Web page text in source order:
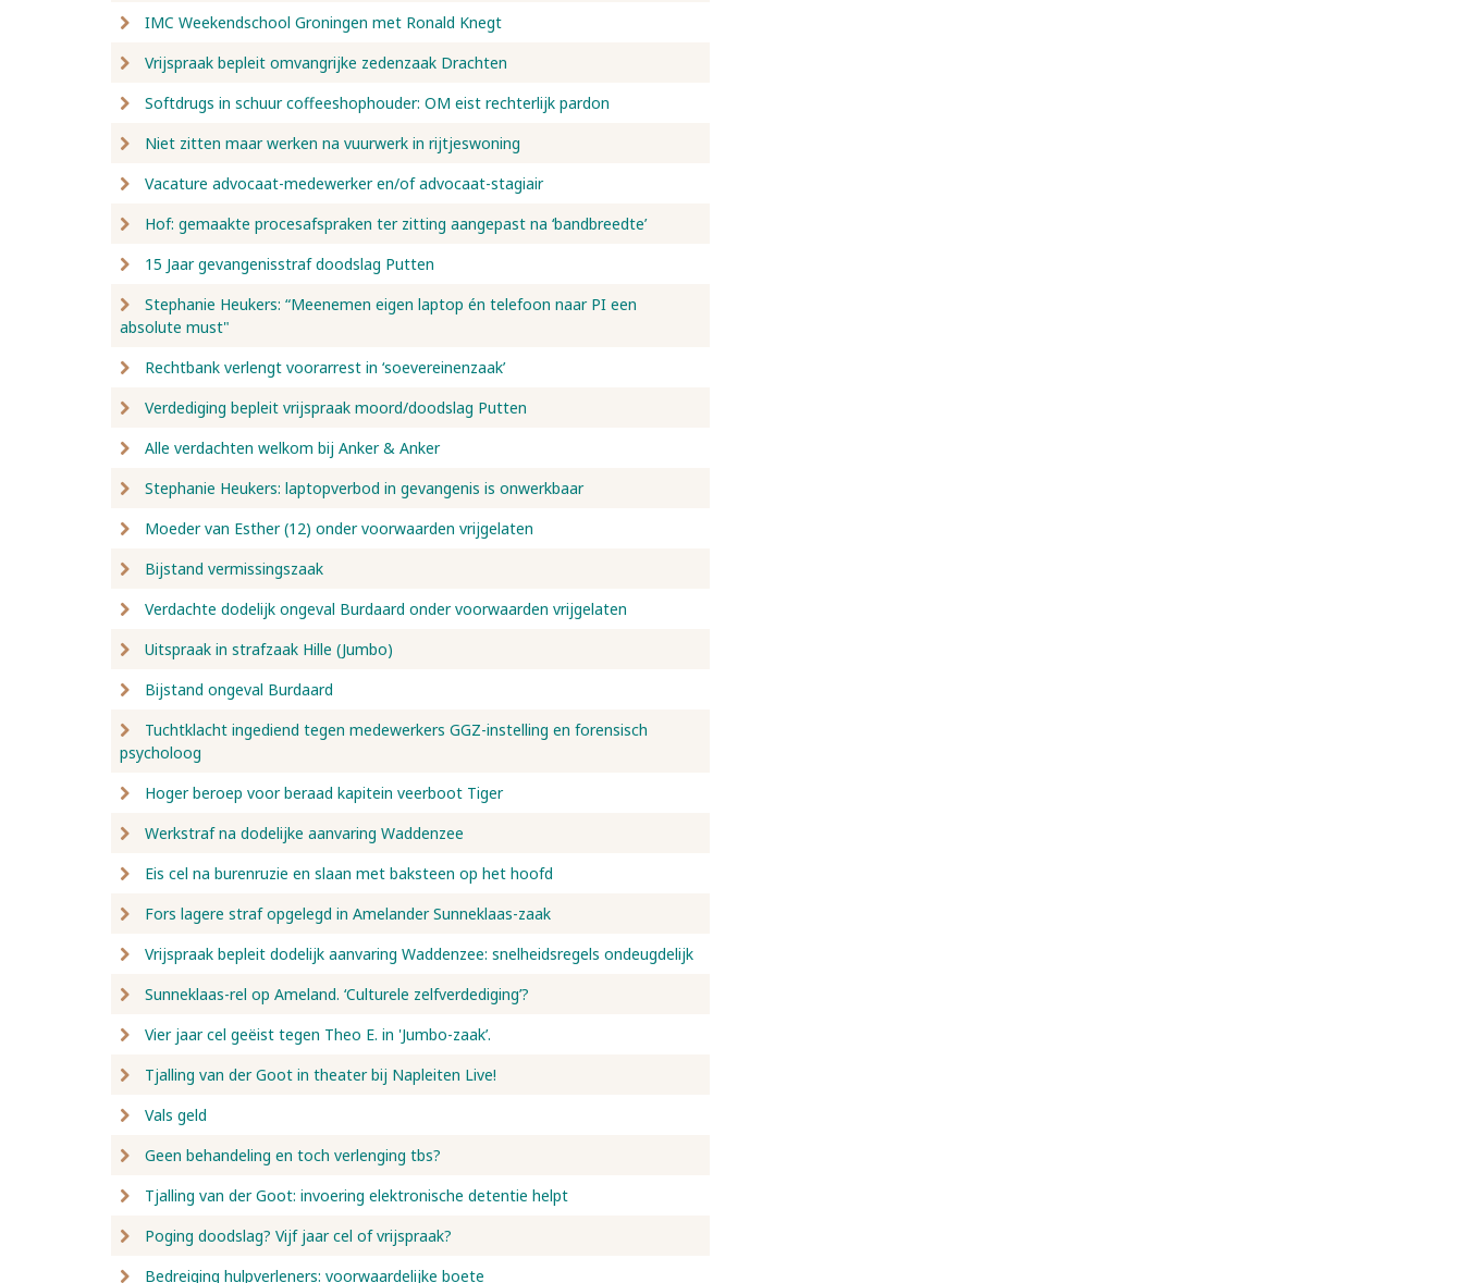
IMC Weekendschool Groningen met Ronald Knegt
Vrijspraak bepleit omvangrijke zedenzaak Drachten
Softdrugs in schuur coffeeshophouder: OM eist rechterlijk pardon
Niet zitten maar werken na vuurwerk in rijtjeswoning
Vacature advocaat-medewerker en/of advocaat-stagiair
Hof: gemaakte procesafspraken ter zitting aangepast na ‘bandbreedte’
15 Jaar gevangenisstraf doodslag Putten
Stephanie Heukers: “Meenemen eigen laptop én telefoon naar PI een
absolute must"
Rechtbank verlengt voorarrest in ‘soevereinenzaak’
Verdediging bepleit vrijspraak moord/doodslag Putten
Alle verdachten welkom bij Anker & Anker
Stephanie Heukers: laptopverbod in gevangenis is onwerkbaar
Moeder van Esther (12) onder voorwaarden vrijgelaten
Bijstand vermissingszaak
Verdachte dodelijk ongeval Burdaard onder voorwaarden vrijgelaten
Uitspraak in strafzaak Hille (Jumbo)
Bijstand ongeval Burdaard
Tuchtklacht ingediend tegen medewerkers GGZ-instelling en forensisch
psycholoog
Hoger beroep voor beraad kapitein veerboot Tiger
Werkstraf na dodelijke aanvaring Waddenzee
Eis cel na burenruzie en slaan met baksteen op het hoofd
Fors lagere straf opgelegd in Amelander Sunneklaas-zaak
Vrijspraak bepleit dodelijk aanvaring Waddenzee: snelheidsregels ondeugdelijk
Sunneklaas-rel op Ameland. ‘Culturele zelfverdediging’?
Vier jaar cel geëist tegen Theo E. in 'Jumbo-zaak’.
Tjalling van der Goot in theater bij Napleiten Live!
Vals geld
Geen behandeling en toch verlenging tbs?
Tjalling van der Goot: invoering elektronische detentie helpt
Poging doodslag? Vijf jaar cel of vrijspraak?
Bedreiging hulpverleners: voorwaardelijke boete